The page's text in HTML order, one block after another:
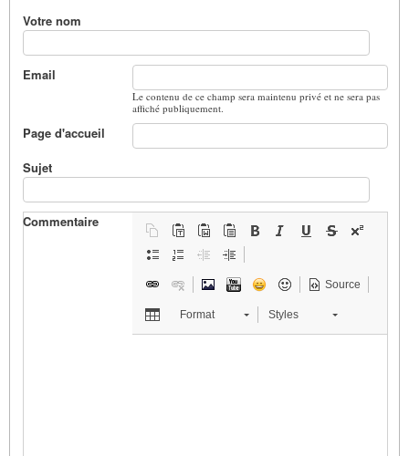
Votre nom
Email
Le contenu de ce champ sera maintenu privé et ne sera pas
affiché publiquement.
Page d'accueil
Sujet
Commentaire
Source
Format Styles